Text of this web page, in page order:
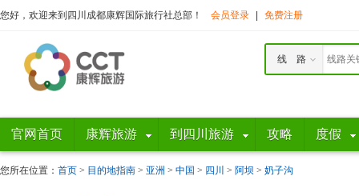
您好，欢迎来到四川成都康辉国际旅行社总部！ 会员登录 免费注册
线 路
官网首页 康辉旅游 到四川旅游 攻略 度假
您所在位置： 首页 > 目的地指南 > 亚洲 > 中国 > 四川 > 阿坝 > 奶子沟